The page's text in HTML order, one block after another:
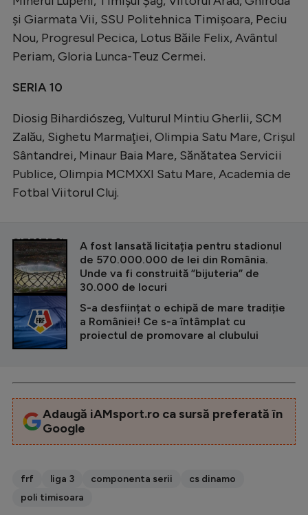
şi Giarmata Vii, SSU Politehnica Timişoara, Peciu
Nou, Progresul Pecica, Lotus Băile Felix, Avântul
Periam, Gloria Lunca-Teuz Cermei.
SERIA 10
Diosig Bihardiószeg, Vulturul Mintiu Gherlii, SCM
Zalău, Sighetu Marmaţiei, Olimpia Satu Mare, Crişul
Sântandrei, Minaur Baia Mare, Sănătatea Servicii
Publice, Olimpia MCMXXI Satu Mare, Academia de
Fotbal Viitorul Cluj.
CITEȘTE ȘI
A fost lansată licitația pentru stadionul
de 570.000.000 de lei din România.
Unde va fi construită ”bijuteria” de
30.000 de locuri
S-a desființat o echipă de mare tradiție
a României! Ce s-a întâmplat cu
proiectul de promovare al clubului
Adaugă iAMsport.ro ca sursă preferată în
Google
frf liga 3 componenta serii
cs dinamo
poli timisoara